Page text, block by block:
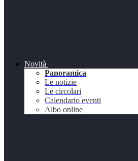
Novità
Panoramica
Le notizie
Le circolari
Calendario eventi
Albo online